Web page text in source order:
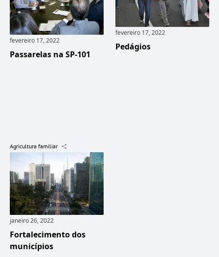
fevereiro 17, 2022
Passarelas na SP-101
fevereiro 17, 2022
Pedágios
Agricultura familiar
janeiro 26, 2022
Fortalecimento dos
municípios